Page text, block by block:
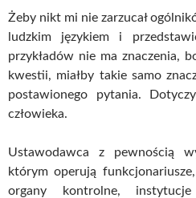
Żeby nikt mi nie zarzucał
ludzkim językiem i
przykładów nie ma znaczenia,
kwestii, miałby takie samo
postawionego pytania.
człowieka.
Ustawodawca z pewnością
którym operują
organy kontrolne,